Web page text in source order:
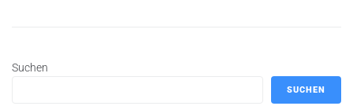
Suchen
SUCHEN